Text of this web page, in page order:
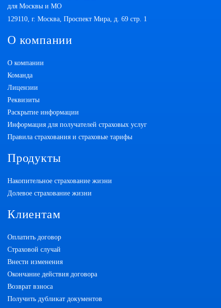
для Москвы и МО
129110, г. Москва, Проспект Мира, д. 69 стр. 1
О компании
О компании
Команда
Лицензии
Реквизиты
Раскрытие информации
Информация для получателей страховых услуг
Правила страхования и страховые тарифы
Продукты
Накопительное страхование жизни
Долевое страхование жизни
Клиентам
Оплатить договор
Страховой случай
Внести изменения
Окончание действия договора
Возврат взноса
Получить дубликат документов